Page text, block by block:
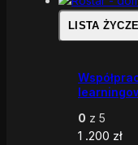
LISTA
0 z 5
1 .200 zł